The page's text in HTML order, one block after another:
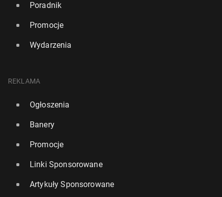
Poradnik
Promocje
Wydarzenia
REKLAMA
Ogłoszenia
Banery
Promocje
Linki Sponsorowane
Artykuły Sponsorowane